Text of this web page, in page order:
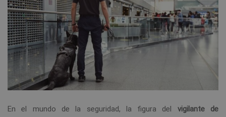
En el mundo de la seguridad, la figura del vigilante de